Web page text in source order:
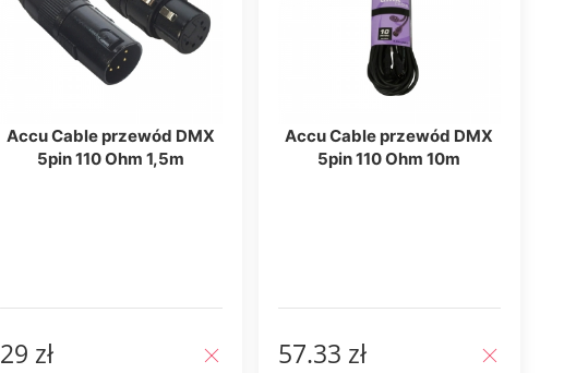
Accu Cable przewód DMX
5pin 110 Ohm 1,5m
29 zł
Accu Cable przewód DMX
5pin 110 Ohm 10m
57.33 zł